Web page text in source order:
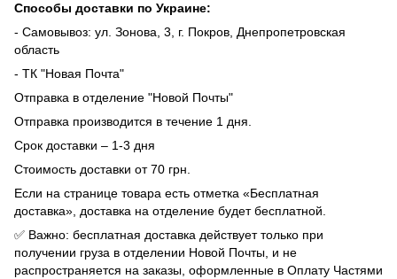
Способы доставки по Украине:
- Самовывоз: ул. Зонова, 3, г. Покров, Днепропетровская
область
- ТК "Новая Почта"
Отправка в отделение "Новой Почты"
Отправка производится в течение 1 дня.
Срок доставки – 1-3 дня
Стоимость доставки от 70 грн.
Если на странице товара есть отметка «Бесплатная
доставка», доставка на отделение будет бесплатной.
✅ Важно: бесплатная доставка действует только при
получении груза в отделении Новой Почты, и не
распространяется на заказы, оформленные в Оплату Частями